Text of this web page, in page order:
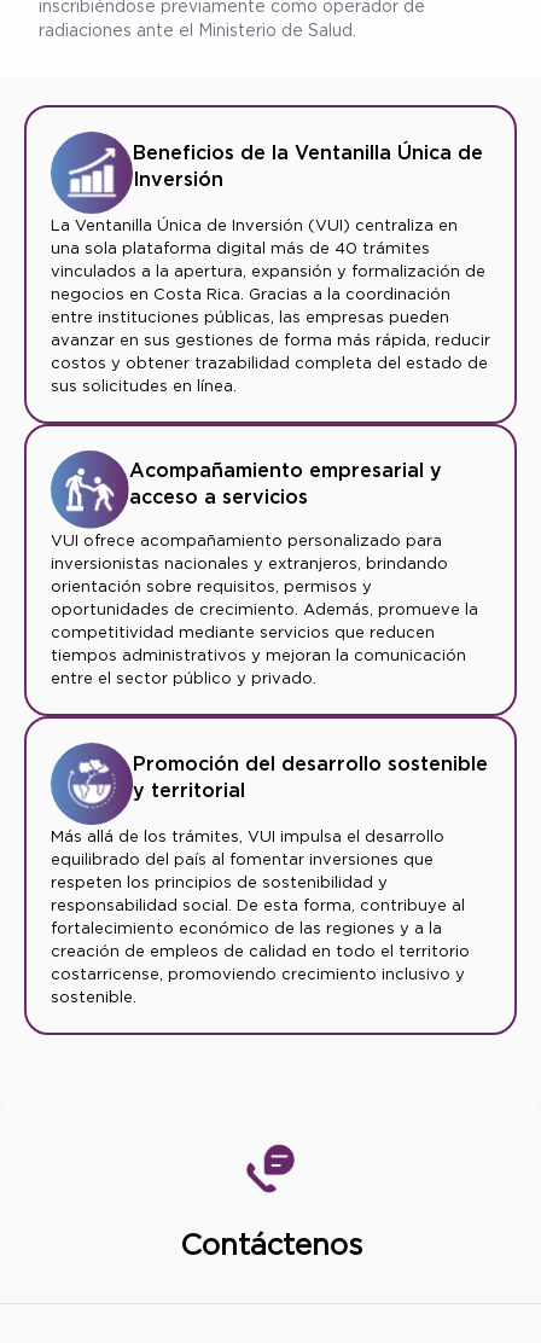
inscribiéndose previamente como operador de
radiaciones ante el Ministerio de Salud.
Beneficios de la Ventanilla Única de
Inversión
La Ventanilla Única de Inversión (VUI) centraliza en
una sola plataforma digital más de 40 trámites
vinculados a la apertura, expansión y formalización de
negocios en Costa Rica. Gracias a la coordinación
entre instituciones públicas, las empresas pueden
avanzar en sus gestiones de forma más rápida, reducir
costos y obtener trazabilidad completa del estado de
sus solicitudes en línea.
Acompañamiento empresarial y
acceso a servicios
VUI ofrece acompañamiento personalizado para
inversionistas nacionales y extranjeros, brindando
orientación sobre requisitos, permisos y
oportunidades de crecimiento. Además, promueve la
competitividad mediante servicios que reducen
tiempos administrativos y mejoran la comunicación
entre el sector público y privado.
Promoción del desarrollo sostenible
y territorial
Más allá de los trámites, VUI impulsa el desarrollo
equilibrado del país al fomentar inversiones que
respeten los principios de sostenibilidad y
responsabilidad social. De esta forma, contribuye al
fortalecimiento económico de las regiones y a la
creación de empleos de calidad en todo el territorio
costarricense, promoviendo crecimiento inclusivo y
sostenible.
Contáctenos